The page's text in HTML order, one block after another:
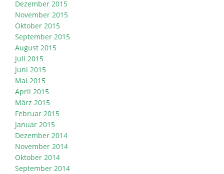
Dezember 2015
November 2015
Oktober 2015
September 2015
August 2015
Juli 2015
Juni 2015
Mai 2015
April 2015
März 2015
Februar 2015
Januar 2015
Dezember 2014
November 2014
Oktober 2014
September 2014